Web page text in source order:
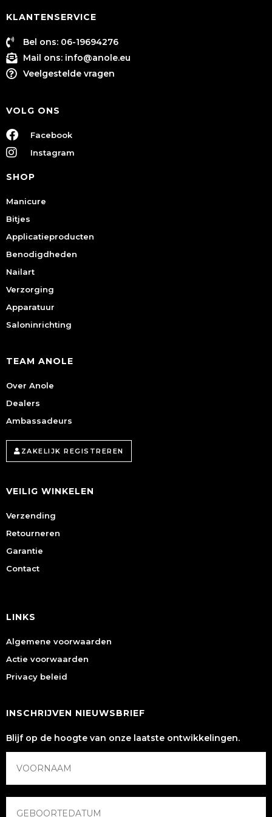
KLANTENSERVICE
Bel ons: 06-19694276
Mail ons: info@anole.eu
Veelgestelde vragen
VOLG ONS
Facebook
Instagram
SHOP
Manicure
Bitjes
Applicatieproducten
Benodigdheden
Nailart
Verzorging
Apparatuur
Saloninrichting
TEAM ANOLE
Over Anole
Dealers
Ambassadeurs
ZAKELIJK REGISTREREN
VEILIG WINKELEN
Verzending
Retourneren
Garantie
Contact
LINKS
Algemene voorwaarden
Actie voorwaarden
Privacy beleid
INSCHRIJVEN NIEUWSBRIEF
Blijf op de hoogte van onze laatste ontwikkelingen.